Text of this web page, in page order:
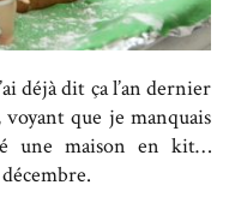
déjà dit ça l’an dernier
voyant que je manquais
une maison en kit…